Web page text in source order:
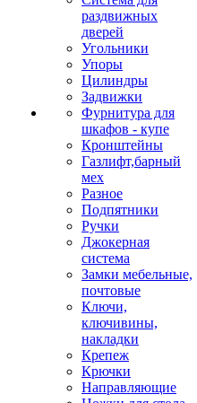
раздвижных
дверей
Угольники
Упоры
Цилиндры
Задвижки
Фурнитура для
шкафов - купе
Кронштейны
Газлифт,барный
мех
Разное
Подпятники
Ручки
Джокерная
система
Замки мебельные,
почтовые
Ключи,
ключивины,
накладки
Крепеж
Крючки
Направляющие